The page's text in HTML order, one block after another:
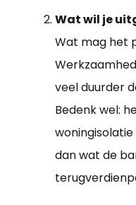
Wat wil je
Wat mag het
veel duurder
Bedenk wel:
dan wat de